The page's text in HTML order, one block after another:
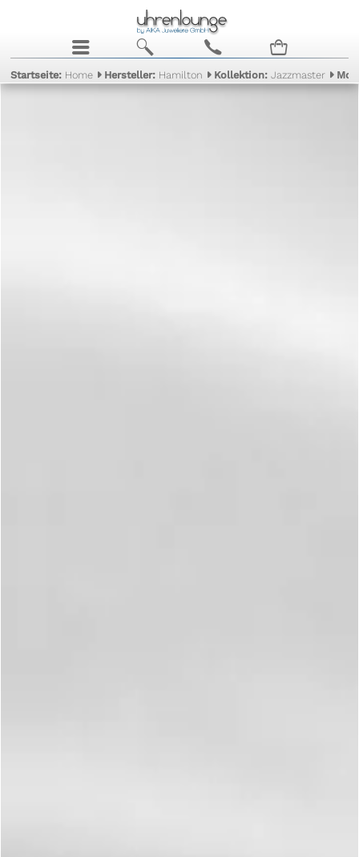
j b c n
Startseite: Home Hersteller: Hamilton Kollektion:Jazzmaster